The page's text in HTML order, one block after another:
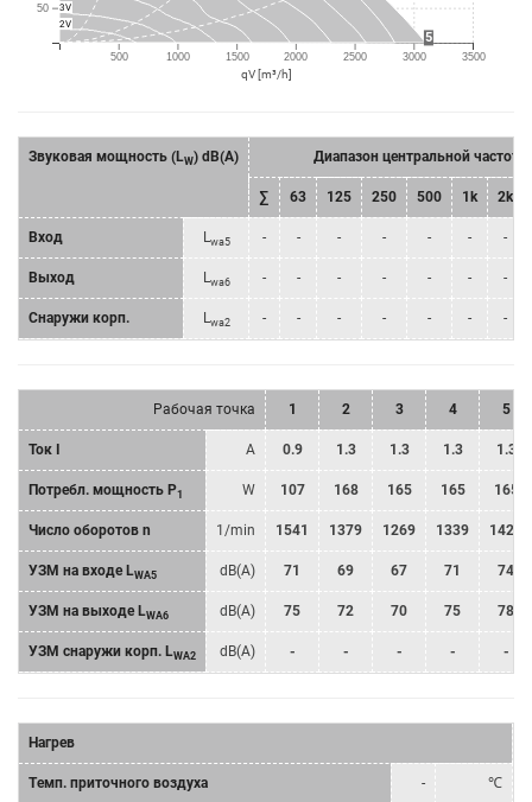
500 1000 1500 2000 2500 3000 3500
50
qV [m³/h]
2V
3V
5
Звуковая мощность (LW) dB(A) Диапазон центральной частоты
∑ 63 125 250 500 1k 2k
Bход Lwa5 - - - - - - -
Bыход Lwa6 - - - - - - -
Снаружи корп. Lwa2 - - - - - - -
Рабочая точка 1 2 3 4 5
Ток I A 0.9 1.3 1.3 1.3 1.3
Потребл. мощность P1 W 107 168 165 165 165
Число оборотов n 1/min 1541 1379 1269 1339 1422
УЗМ на входе LWA5 dB(A) 71 69 67 71 74
УЗМ на выходе LWA6 dB(A) 75 72 70 75 78
УЗМ снаружи корп. LWA2 dB(A) - - - - -
Нагрев
Tемп. приточного воздуха - ℃